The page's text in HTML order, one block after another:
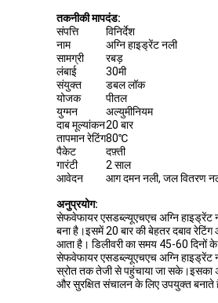
तकनीकी मापदंड:
संपत्ति
विनिर्देश
नाम
अग्नि हाइड्रेंट नली
सामग्री
रबड़
लंबाई
30मी
संयुक्त
डबल लॉक
योजक
पीतल
युग्मन
अल्युमीनियम
दाब मूल्यांकन20 बार
तापमान रेटिंग80℃
पैकेट
दफ़्ती
गारंटी
2 साल
आवेदन
आग दमन नली, जल वितरण
अनुप्रयोग:
सेफवेफायर एसडब्ल्यूएचएच अग्नि हाइड्रेंट
बना है।इसमें 20 बार की बेहतर दबाव
आता है। डिलीवरी का समय 45-60 दिनों
सेफवेफायर एसडब्ल्यूएचएच अग्नि हाइड्रेंट
स्रोत तक तेजी से पहुंचाया जा सके।इसका
और सुरक्षित संचालन के लिए उपयुक्त बनाते